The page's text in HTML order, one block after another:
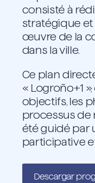
consisté à
stratégique et
œuvre de la
dans la ville.
Ce plan
« Logroño+1
objectifs, les
processus de
été guidé par
participative
Descargar